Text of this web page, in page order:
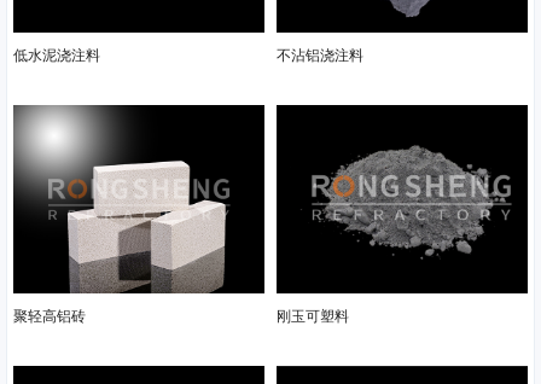
低水泥浇注料 不沾铝浇注料
聚轻高铝砖 刚玉可塑料